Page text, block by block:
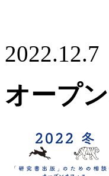
2022.12.7
オープ